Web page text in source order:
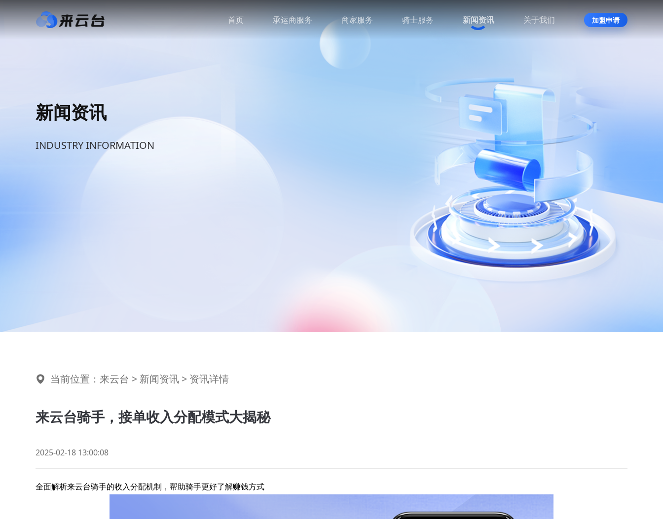
首页 承运商服务 商家服务 骑士服务 新闻资讯 关于我们 加盟申请
新闻资讯
INDUSTRY INFORMATION
当前位置： 来云台 > 新闻资讯 > 资讯详情
来云台骑手，接单收入分配模式大揭秘
2025-02-18 13:00:08
全面解析来云台骑手的收入分配机制，帮助骑手更好了解赚钱方式